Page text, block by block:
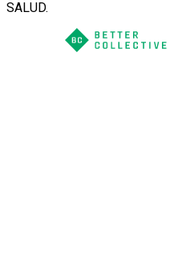
SALUD.